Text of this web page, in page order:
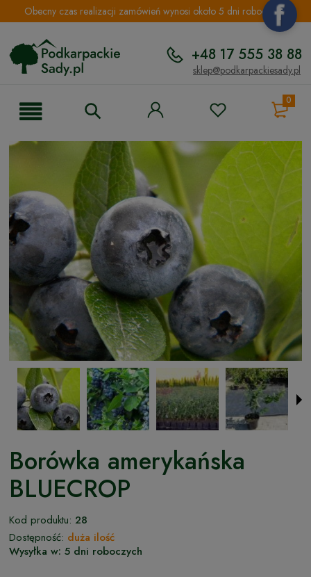
Obecny czas realizacji zamówień wynosi około 5 dni roboczych.
+48 17 555 38 88
sklep@podkarpackiesady.pl
0
Borówka amerykańska
BLUECROP
Kod produktu: 28
Dostępność: duża ilość
Wysyłka w: 5 dni roboczych